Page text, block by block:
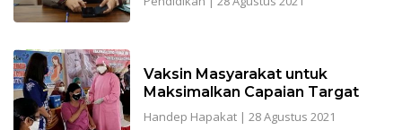
Vaksin Masyarakat untuk
Maksimalkan Capaian Targat
Handep Hapakat| 28 Agustus 2021